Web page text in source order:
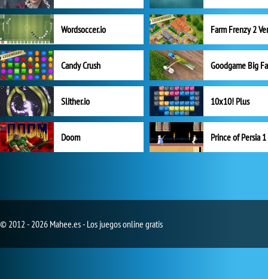
Wordsoccer.io
Candy Crush Goodgame Big
Slither.io 10x10! Plus
Doom Prince of Persia 1
© 2012 - 2026 Mahee.es - Los juegos online gratis